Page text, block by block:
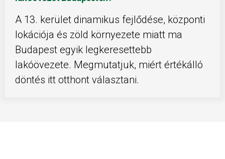
A 13. kerület dinamikus fejlődése, központi
lokációja és zöld környezete miatt ma
Budapest egyik legkeresettebb
lakóövezete. Megmutatjuk, miért értékálló
döntés itt otthont választani.